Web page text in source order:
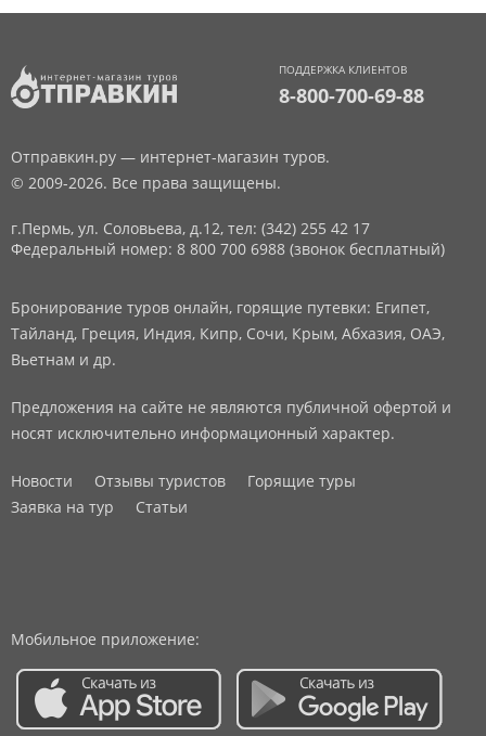
ПОДДЕРЖКА КЛИЕНТОВ
8-800-700-69-88
Отправкин.ру — интернет-магазин туров.
© 2009-2026. Все права защищены.
г.Пермь, ул. Соловьева, д.12, тел: (342) 255 42 17
Федеральный номер: 8 800 700 6988 (звонок бесплатный)
Бронирование туров онлайн, горящие путевки: Египет,
Тайланд, Греция, Индия, Кипр, Сочи, Крым, Абхазия, ОАЭ,
Вьетнам и др.
Предложения на сайте не являются публичной офертой и
носят исключительно информационный характер.
Новости Отзывы туристов
Горящие туры
Заявка на тур
Статьи
Мобильное приложение: